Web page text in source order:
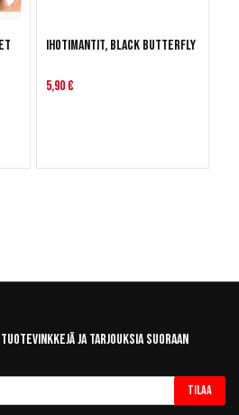
Ihotimantit, Black Butterfly
5,90 €
ja tarjouksia suoraan
Tilaa